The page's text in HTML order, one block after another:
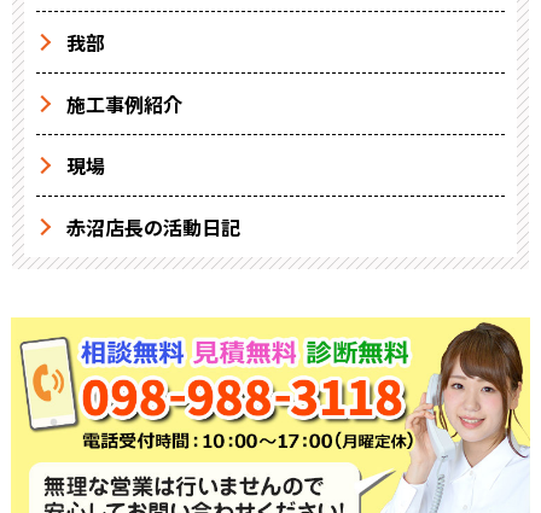
我部
施工事例紹介
現場
赤沼店長の活動日記